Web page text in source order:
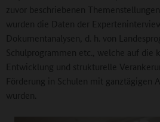
zuvor beschriebenen
wurden die Daten der
Dokumentanalysen, d. h. von
Schulprogrammen etc., welche auf die
Entwicklung und strukturelle
Förderung in Schulen mit ganztägigen
wurden.